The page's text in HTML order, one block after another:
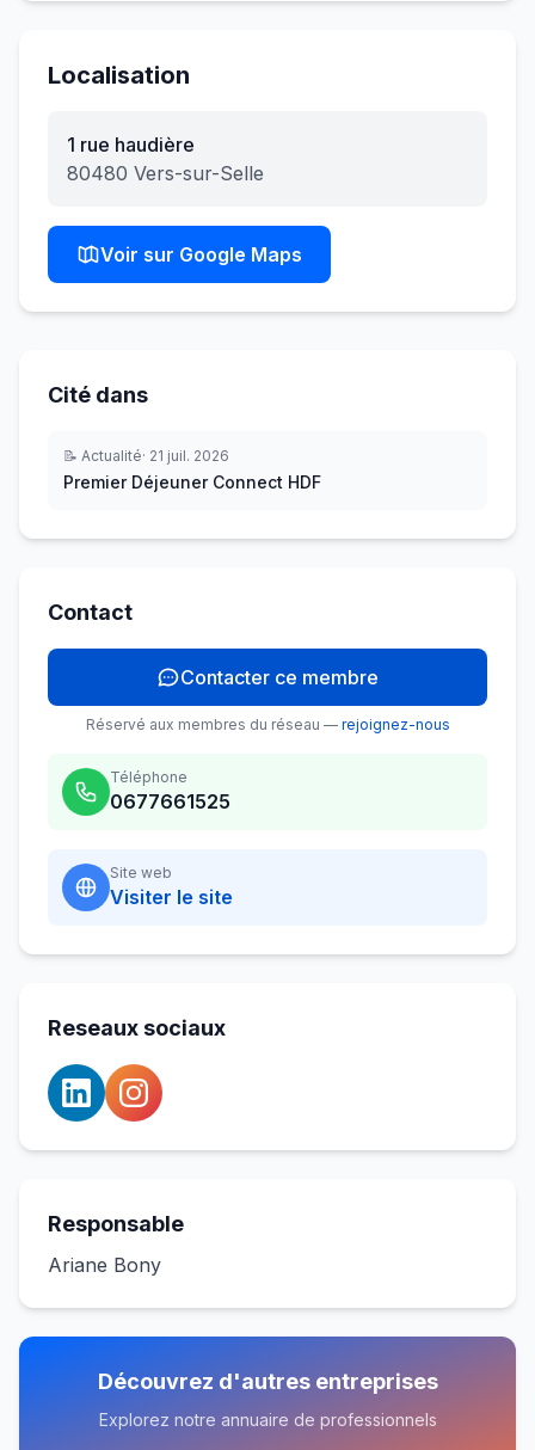
Localisation
1 rue haudière
80480 Vers-sur-Selle
Voir sur Google Maps
Cité dans
📝 Actualité· 21 juil. 2026
Premier Déjeuner Connect HDF
Contact
Contacter ce membre
Réservé aux membres du réseau — rejoignez-nous
Téléphone
0677661525
Site web
Visiter le site
Reseaux sociaux
Responsable
Ariane Bony
Découvrez d'autres entreprises
Explorez notre annuaire de professionnels